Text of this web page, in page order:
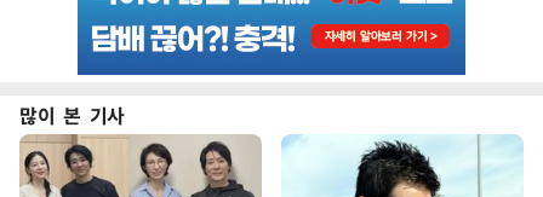
많이 본 기사